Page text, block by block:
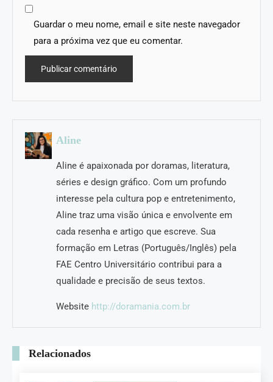
Guardar o meu nome, email e site neste navegador
para a próxima vez que eu comentar.
Aline
Aline é apaixonada por doramas, literatura,
séries e design gráfico. Com um profundo
interesse pela cultura pop e entretenimento,
Aline traz uma visão única e envolvente em
cada resenha e artigo que escreve. Sua
formação em Letras (Português/Inglês) pela
FAE Centro Universitário contribui para a
qualidade e precisão de seus textos.
Website http://doramania.com.br
Relacionados